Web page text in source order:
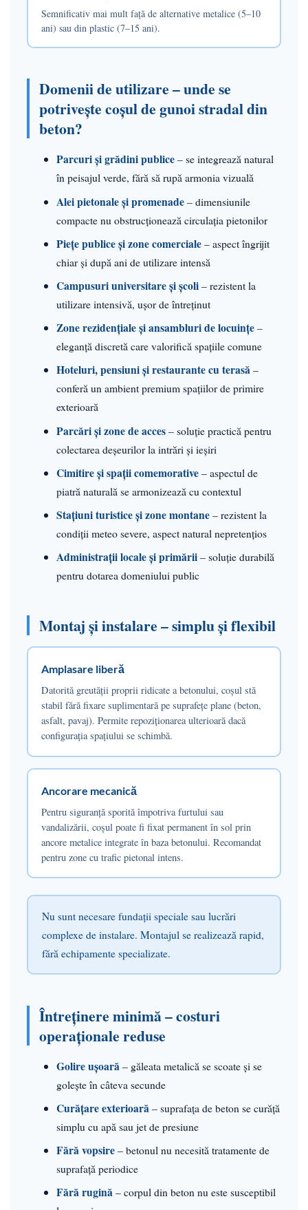
Semnificativ mai mult față de alternative metalice (5–10
ani) sau din plastic (7–15 ani).
Domenii de utilizare – unde se
potrivește coșul de gunoi stradal din
beton?
Parcuri și grădini publice– se integrează natural
în peisajul verde, fără să rupă armonia vizuală
Alei pietonale și promenade– dimensiunile
compacte nu obstrucționează circulația pietonilor
Piețe publice și zone comerciale– aspect îngrijit
chiar și după ani de utilizare intensă
Campusuri universitare și școli– rezistent la
utilizare intensivă, ușor de întreținut
Zone rezidențiale și ansambluri de locuințe–
eleganță discretă care valorifică spațiile comune
Hoteluri, pensiuni și restaurante cu terasă–
conferă un ambient premium spațiilor de primire
exterioară
Parcări și zone de acces– soluție practică pentru
colectarea deșeurilor la intrări și ieșiri
Cimitire și spații comemorative– aspectul de
piatră naturală se armonizează cu contextul
Stațiuni turistice și zone montane– rezistent la
condiții meteo severe, aspect natural nepretențios
Administrații locale și primării– soluție durabilă
pentru dotarea domeniului public
Montaj și instalare – simplu și flexibil
Amplasare liberă
Datorită greutății proprii ridicate a betonului, coșul stă
stabil fără fixare suplimentară pe suprafețe plane (beton,
asfalt, pavaj). Permite repoziționarea ulterioară dacă
configurația spațiului se schimbă.
Ancorare mecanică
Pentru siguranță sporită împotriva furtului sau
vandalizării, coșul poate fi fixat permanent în sol prin
ancore metalice integrate în baza betonului. Recomandat
pentru zone cu trafic pietonal intens.
Nu sunt necesare fundații speciale sau lucrări
complexe de instalare. Montajul se realizează rapid,
fără echipamente specializate.
Întreținere minimă – costuri
operaționale reduse
Golire ușoară – găleata metalică se scoate și se
golește în câteva secunde
Curățare exterioară – suprafața de beton se curăță
simplu cu apă sau jet de presiune
Fără vopsire– betonul nu necesită tratamente de
suprafață periodice
Fără rugină– corpul din beton nu este susceptibil